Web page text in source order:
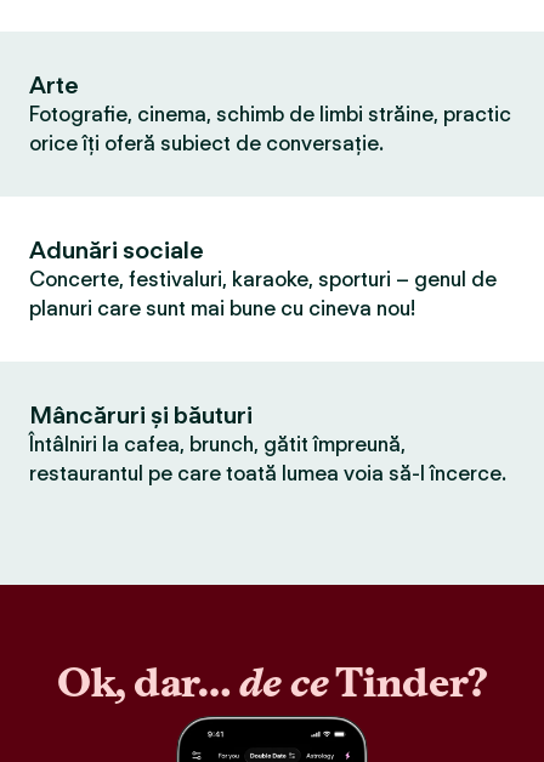
Arte
Fotografie, cinema, schimb de limbi străine, practic
orice îți oferă subiect de conversație.
Adunări sociale
Concerte, festivaluri, karaoke, sporturi – genul de
planuri care sunt mai bune cu cineva nou!
Mâncăruri și băuturi
Întâlniri la cafea, brunch, gătit împreună,
restaurantul pe care toată lumea voia să-l încerce.
Ok, dar…de ceTinder?